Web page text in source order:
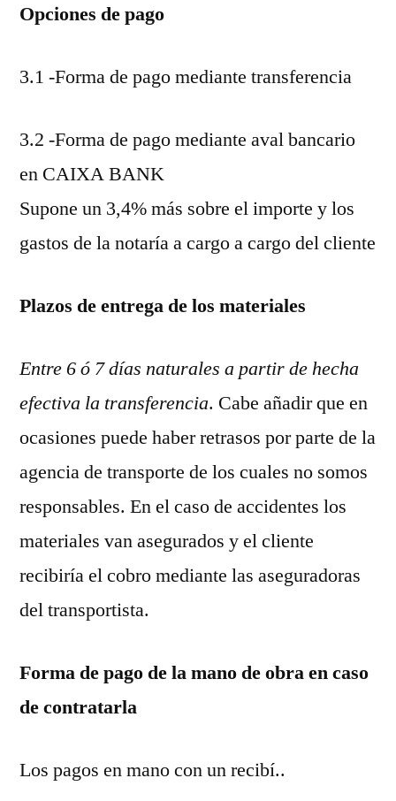
Opciones de pago
3.1 -Forma de pago mediante transferencia
3.2 -Forma de pago mediante aval bancario
en CAIXA BANK
Supone un 3,4% más sobre el importe y los
gastos de la notaría a cargo a cargo del cliente
Plazos de entrega de los materiales
Entre 6 ó 7 días naturales a partir de hecha
efectiva la transferencia. Cabe añadir que en
ocasiones puede haber retrasos por parte de la
agencia de transporte de los cuales no somos
responsables. En el caso de accidentes los
materiales van asegurados y el cliente
recibiría el cobro mediante las aseguradoras
del transportista.
Forma de pago de la mano de obra en caso
de contratarla
Los pagos en mano con un recibí..